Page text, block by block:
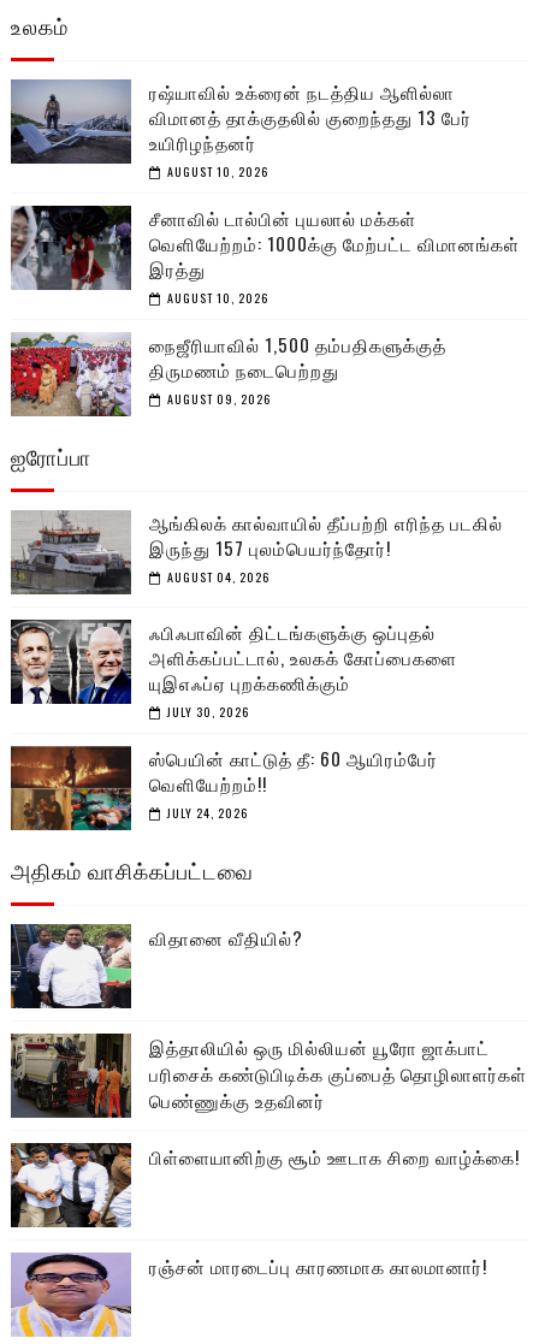
உலகம்
ரஷ்யாவில் உக்ரைன் நடத்திய ஆளில்லா
விமானத் தாக்குதலில் குறைந்தது 13 பேர்
உயிரிழந்தனர்
AUGUST 10, 2026
சீனாவில் டால்பின் புயலால் மக்கள்
வெளியேற்றம்: 1000க்கு மேற்பட்ட விமானங்கள்
இரத்து
AUGUST 10, 2026
நைஜீரியாவில் 1,500 தம்பதிகளுக்குத்
திருமணம் நடைபெற்றது
AUGUST 09, 2026
ஐரோப்பா
ஆங்கிலக் கால்வாயில் தீப்பற்றி எரிந்த படகில்
இருந்து 157 புலம்பெயர்ந்தோர்!
AUGUST 04, 2026
ஃபிஃபாவின் திட்டங்களுக்கு ஒப்புதல்
அளிக்கப்பட்டால், உலகக் கோப்பைகளை
யுஇஎஃப்ஏ புறக்கணிக்கும்
JULY 30, 2026
ஸ்பெயின் காட்டுத் தீ: 60 ஆயிரம்பேர்
வெளியேற்றம்!!
JULY 24, 2026
அதிகம் வாசிக்கப்பட்டவை
விதானை வீதியில்?
இத்தாலியில் ஒரு மில்லியன் யூரோ ஜாக்பாட்
பரிசைக் கண்டுபிடிக்க குப்பைத் தொழிலாளர்கள்
பெண்ணுக்கு உதவினர்
பிள்ளையானிற்கு சூம் ஊடாக சிறை வாழ்க்கை!
ரஞ்சன் மாரடைப்பு காரணமாக காலமானார்!